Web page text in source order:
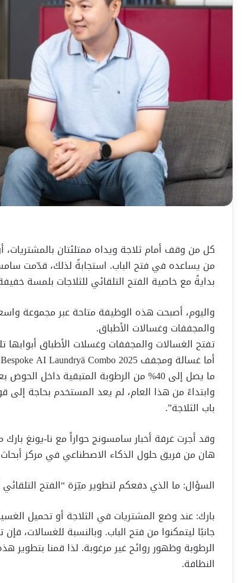
كل من وقف أمام ثلاجة ويداه ممتلئتان بالمشتريات،
بدايةً مع خاصية الفتح التلقائي للثلاجات بلمسة
واليوم، أصبحت هذه الوظيفة متاحة عبر مجموعة
والمجففات وغسالات الأطباق.
تفتح الغسالات والمجففات وغسلات الأطباق أبوابها
ما يصل إلى 40% من الرطوبة المتبقية داخل الحوض بعد الغسيل.
باب الثلاجة”.
وقد أجرت غرفة أخبار سامسونج حواراً مع نا-يونغ
هان من فريق حلول الذكاء الاصطناعي في مركز
السؤال: ما الذي دفعكم لتطوير ميّزة “الفتح التلقائي
بارك: عند وضع المشتريات في الثلاجة أو تحميل
جانبًا ليتمكنوا من فتح الباب. وبالنسبة للغسالات،
الرطوبة وظهور روائح غير مرغوبة. لذا قمنا بتطوير
النظافة.